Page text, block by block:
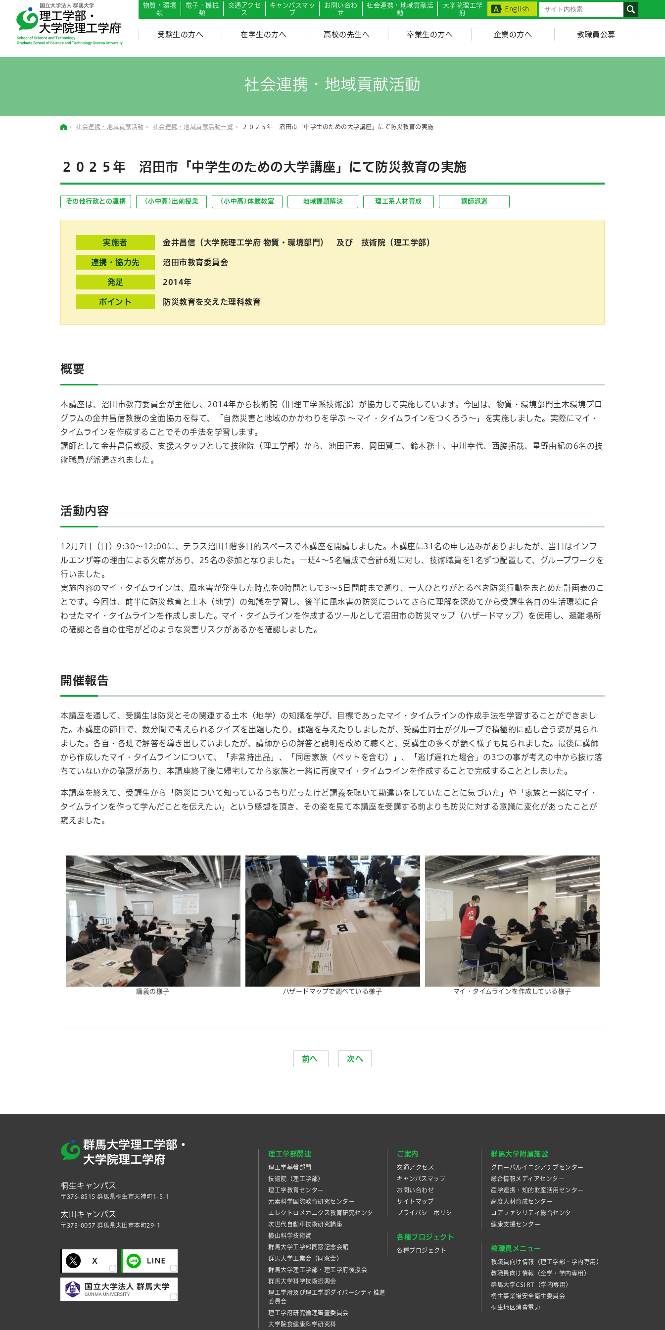
物質・環境
類
電子・機械
類
交通アクセ
ス
キャンパスマッ
プ
お問い合わ
せ
社会連携・地域貢献活
動
大学院理工学
府
English
受験生の方へ 在学生の方へ 高校の先生へ 卒業生の方へ 企業の方へ 教職員公募
Japanese
社会連携・地域貢献活動
社会連携・地域貢献活動 社会連携・地域貢献活動一覧 ２０２５年 沼田市「中学生のための大学講座」にて防災教育の実施
２０２５年 沼田市「中学生のための大学講座」にて防災教育の実施
その他行政との連携 (小中高)出前授業 (小中高)体験教室 地域課題解決 理工系人材育成 講師派遣
実施者 金井昌信（大学院理工学府 物質・環境部門） 及び 技術院（理工学部）
連携・協力先 沼田市教育委員会
発足 2014年
ポイント 防災教育を交えた理科教育
概要
本講座は、沼田市教育委員会が主催し、 2014年から技術院（旧理工学系技術部）が協力して実施しています。今回は、物質・環境部門土木環境プロ
グラムの金井昌信教授の全面協力を得て、「自然災害と地域のかかわりを学ぶ ～マイ・タイムラインをつくろう～」を実施しました。実際にマイ・
タイムラインを作成することでその手法を学習します。
講師として金井昌信教授、支援スタッフとして技術院（理工学部）から、池田正志、岡田賢二、鈴木務士、中川幸代、西脇拓哉、星野由紀の6名の技
術職員が派遣されました。
活動内容
12月7日（日）9:30～12:00に、テラス沼田1階多目的スペースで本講座を開講しました。本講座に31名の申し込みがありましたが、当日はインフ
ルエンザ等の理由による欠席があり、25名の参加となりました。一班4～5名編成で合計6班に対し、技術職員を1名ずつ配置して、グループワークを
行いました。
実施内容のマイ・タイムラインは、風水害が発生した時点を0時間として3～5日間前まで遡り、一人ひとりがとるべき防災行動をまとめた計画表のこ
とです。今回は、前半に防災教育と土木（地学）の知識を学習し、後半に風水害の防災についてさらに理解を深めてから受講生各自の生活環境に合
わせたマイ・タイムラインを作成しました。マイ・タイムラインを作成するツールとして沼田市の防災マップ（ハザードマップ）を使用し、避難場所
の確認と各自の住宅がどのような災害リスクがあるかを確認しました。
開催報告
本講座を通して、受講生は防災とその関連する土木（地学）の知識を学び、目標であったマイ・タイムラインの作成手法を学習することができまし
た。本講座の節目で、数分間で考えられるクイズを出題したり、課題を与えたりしましたが、受講生同士がグループで積極的に話し合う姿が見られ
ました。各自・各班で解答を導き出していましたが、講師からの解答と説明を改めて聴くと、受講生の多くが頷く様子も見られました。最後に講師
から作成したマイ・タイムラインについて、「非常持出品」、「同居家族（ペットを含む）」、「逃げ遅れた場合」の3つの事が考えの中から抜け落
ちていないかの確認があり、本講座終了後に帰宅してから家族と一緒に再度マイ・タイムラインを作成することで完成することとしました。
本講座を終えて、受講生から「防災について知っているつもりだったけど講義を聴いて勘違いをしていたことに気づいた」や「家族と一緒にマイ・
タイムラインを作って学んだことを伝えたい」という感想を頂き、その姿を見て本講座を受講する前よりも防災に対する意識に変化があったことが
窺えました。
講義の様子 ハザードマップで調べている様子 マイ・タイムラインを作成している様子
前へ 次へ
桐生キャンパス
〒376-8515 群馬県桐生市天神町1-5-1
太田キャンパス
〒373-0057 群馬県太田市本町29-1
理工学部関連
理工学基盤部門
技術院（理工学部）
理工学教育センター
元素科学国際教育研究センター
エレクトロメカニクス教育研究センター
次世代自動車技術研究講座
横山科学技術賞
群馬大学工学部同窓記念会館
群馬大学工業会（同窓会）
群馬大学理工学部・理工学府後援会
群馬大学科学技術振興会
理工学府及び理工学部ダイバーシティ推進
委員会
理工学府研究倫理審査委員会
大学院食健康科学研究科
ご案内
交通アクセス
キャンパスマップ
お問い合わせ
サイトマップ
プライバシーポリシー
各種プロジェクト
各種プロジェクト
群馬大学附属施設
グローバルイニシアチブセンター
総合情報メディアセンター
産学連携・知的財産活⽤センター
高度人材育成センター
コアファシリティ総合センター
健康支援センター
教職員メニュー
教職員向け情報（理工学部・学内専用）
教職員向け情報（全学・学内専用）
群馬大学CSIRT（学内専用）
桐生事業場安全衛生委員会
桐生地区消費電力